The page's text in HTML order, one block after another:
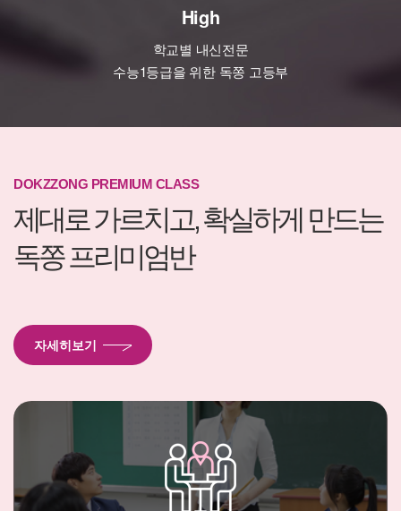
High
학교별 내신전문
수능1등급을 위한 독쫑 고등부
DOKZZONG PREMIUM CLASS
제대로 가르치고, 확실하게 만드는
독쫑 프리미엄반
자세히보기